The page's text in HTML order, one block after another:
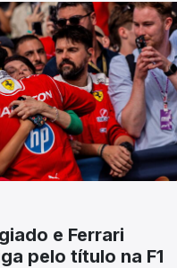
e Ferrari
pelo título na F1